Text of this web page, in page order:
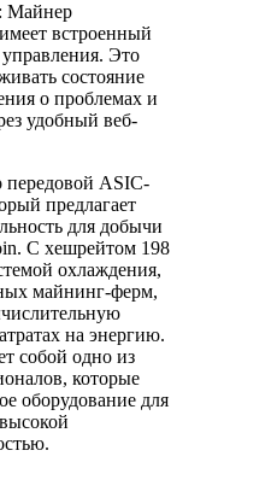
Майнер
встроенный
Это
состояние
о проблемах и
удобный веб-
ASIC-
предлагает
для добычи
С хешрейтом 198
охлаждения,
майнинг-ферм,
на энергию.
собой одно из
которые
оборудование для